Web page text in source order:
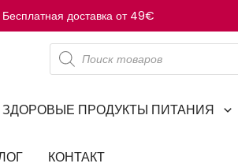
Бесплатная доставка от 49€
Поиск
товаров
ЗДОРОВЫЕ ПРОДУКТЫ ПИТАНИЯ
КОНТАКТ